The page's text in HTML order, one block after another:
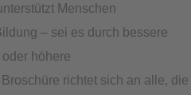
Menschen
– sei es durch bessere
höhere
richtet sich an alle, die